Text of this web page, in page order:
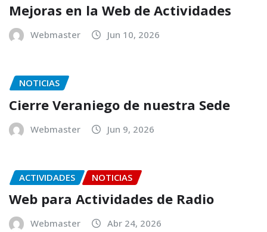
Mejoras en la Web de Actividades
Webmaster Jun 10, 2026
NOTICIAS
Cierre Veraniego de nuestra Sede
Webmaster Jun 9, 2026
ACTIVIDADES NOTICIAS
Web para Actividades de Radio
Webmaster Abr 24, 2026